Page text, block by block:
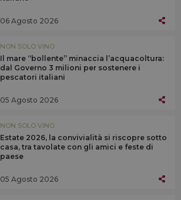
06 Agosto 2026
NON SOLO VINO
Il mare “bollente” minaccia l’acquacoltura:
dal Governo 3 milioni per sostenere i
pescatori italiani
05 Agosto 2026
NON SOLO VINO
Estate 2026, la convivialità si riscopre sotto
casa, tra tavolate con gli amici e feste di
paese
05 Agosto 2026